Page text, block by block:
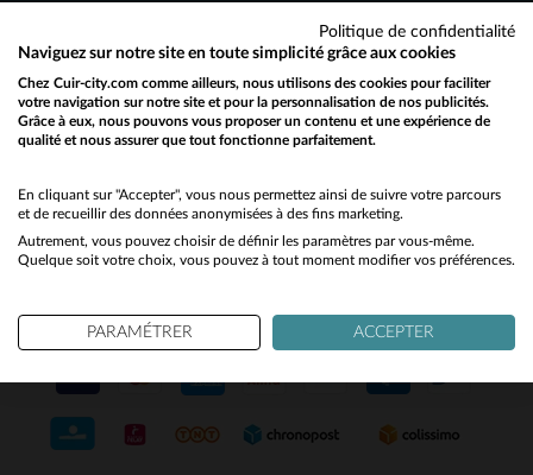
SERVICE CLIENT
Nos conseillers sont à votre écoute
du lundi au vendredi de 10h à 12h30
et de 13h30 à 18h.
NOS PARTENAIRES DE CONFIANCE
Would you like to be redirected to our English site?
No
Yes
Politique de confidentialité
Naviguez sur notre site en toute simplicité grâce aux cookies
Chez Cuir-city.com comme ailleurs, nous utilisons des cookies pour faciliter
votre navigation sur notre site et pour la personnalisation de nos publicités.
Grâce à eux, nous pouvons vous proposer un contenu et une expérience de
qualité et nous assurer que tout fonctionne parfaitement.
En cliquant sur "Accepter", vous nous permettez ainsi de suivre votre parcours
et de recueillir des données anonymisées à des fins marketing.
Autrement, vous pouvez choisir de définir les paramètres par vous-même.
Quelque soit votre choix, vous pouvez à tout moment modifier vos préférences.
PARAMÉTRER ACCEPTER